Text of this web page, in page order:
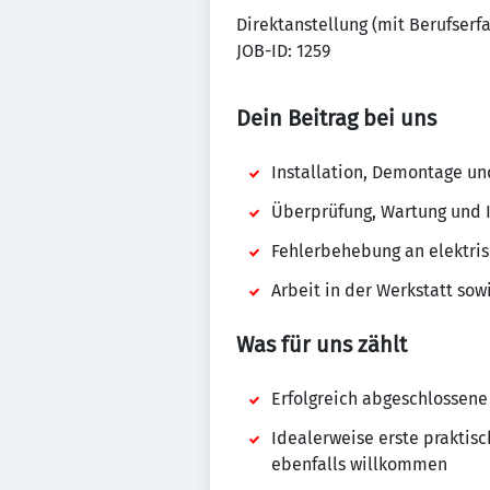
Direktanstellung (mit
JOB-ID: 1259
Dein Beitrag bei uns
Installation, Demontage
Überprüfung, Wartung
Fehlerbehebung an
Arbeit in der Werkstatt
Was für uns zählt
Erfolgreich
Idealerweise erste
ebenfalls willkommen